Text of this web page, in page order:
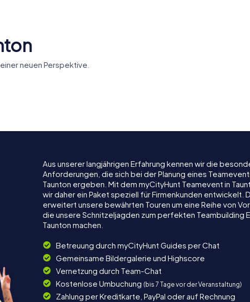
neuen Perspektive.
Aus unserer langjährigen Erfahrung kennen wir die
Anforderungen, die sich bei der Planung eines
Taunton ergeben. Mit dem myCityHunt Teamevent in
wir daher ein Paket speziell für Firmenkunden entwickelt.
erweitert unsere bewährten Touren um eine Reihe von
die unsere Schnitzeljagden zum perfekten Teambuilding
Taunton machen.
Betreuung durch myCityHunt Guides per Chat
Gemeinsame Bildergalerie und Highscore
Vernetzung durch Team-Chat
Kostenlose Umbuchung (bis 7 Tage vor der Veranstaltung)
Zahlung per Kreditkarte, PayPal oder auf Rechnung